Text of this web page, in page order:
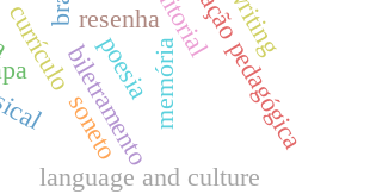
resenha
currículo memória
biletramento
poesia
soneto
language and culture